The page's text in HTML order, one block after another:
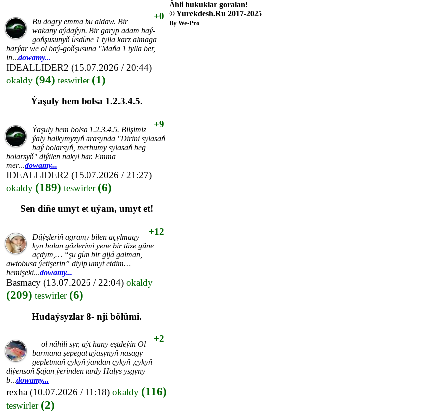
+0
Bu dogry emma bu aldaw. Bir
wakany aýdaýyn. Bir garyp adam baý-
goňşusunyň üsdüne 1 tylla karz almaga
barýar we ol baý-goňşusuna "Maňa 1 tylla ber,
in...dowamy...
IDEALLIDER2 (15.07.2026 / 20:44)
okaldy (94) teswirler (1)
Ýaşuly hem bolsa 1.2.3.4.5.
+9
Ýaşuly hem bolsa 1.2.3.4.5. Bilşimiz
ýaly halkymyzyň arasynda "Dirini sylasaň
baý bolarsyň, merhumy sylasaň beg
bolarsyň" diýilen nakyl bar. Emma
mer...dowamy...
IDEALLIDER2 (15.07.2026 / 21:27)
okaldy (189) teswirler (6)
Sen diňe umyt et uýam, umyt et!
+12
Düýşleriň agramy bilen açylmagy
kyn bolan gözlerimi yene bir täze güne
açdym,… “şu gün bir gijä galman,
awtobusa ýetişerin” diyip umyt etdim…
hemişeki...dowamy...
Basmacy (13.07.2026 / 22:04) okaldy
(209) teswirler (6)
Hudaýsyzlar 8- nji bölümi.
+2
— ol nähili syr, aýt hany eştdeýin Ol
barmana şepegat uýasynyň nasagy
gepletmaň çykyň ýandan çykyň ,çykyň
diýensoň Şajan ýerinden turdy Halys ysgyny
b...dowamy...
rexha (10.07.2026 / 11:18) okaldy (116)
teswirler (2)
Ähli hukuklar goralan!
© Yurekdesh.Ru 2017-2025
By We-Pro